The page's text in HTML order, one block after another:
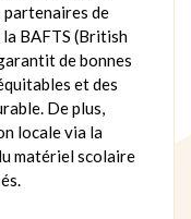
de
la BAFTS (British
de bonnes
et des
De plus,
locale via la
matériel scolaire